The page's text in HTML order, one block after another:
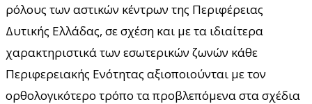
ρόλους των αστικών κέντρων της Περιφέρειας
Δυτικής Ελλάδας, σε σχέση και με τα ιδιαίτερα
χαρακτηριστικά των εσωτερικών ζωνών κάθε
Περιφερειακής Ενότητας αξιοποιούνται με τον
ορθολογικότερο τρόπο τα προβλεπόμενα στα σχέδια